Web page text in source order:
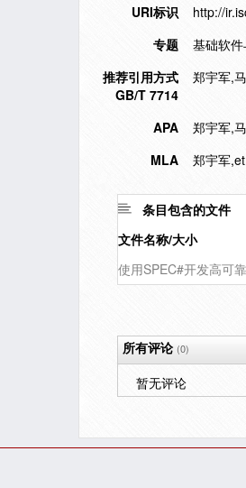
URI标识
http://
专题
基础软
推荐引用方式
GB/T 7714
郑宇军,
APA 郑宇军,
MLA
郑宇军
条目包含的文件
文件名称/大小
使用SPEC#开发高可
所有评论(0)
暂无评论